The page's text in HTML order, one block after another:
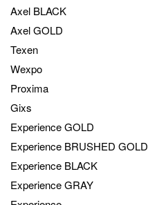
Axel BLACK
Axel GOLD
Texen
Wexpo
Proxima
Gixs
Experience GOLD
Experience BRUSHED GOLD
Experience BLACK
Experience GRAY